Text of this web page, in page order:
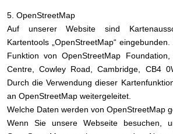
5. OpenStreetMap
Auf unserer Website sind
Kartentools „OpenStreetMap“
Funktion von OpenStreetMap
Centre, Cowley Road, Cambridge, CB4
Durch die Verwendung dieser
an OpenStreetMap weitergeleitet.
Welche Daten werden von OpenStreetMap
Wenn Sie unsere Webseite besuchen,